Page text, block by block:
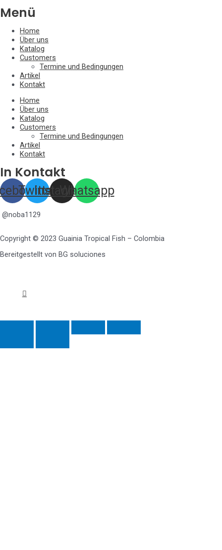
Menü
Home
Über uns
Katalog
Customers
Termine und Bedingungen
Artikel
Kontakt
Home
Über uns
Katalog
Customers
Termine und Bedingungen
Artikel
Kontakt
In Kontakt
TwitterInstagramWhatsapp
@noba1129
Copyright © 2023 Guainia Tropical Fish – Colombia
Bereitgestellt von BG soluciones